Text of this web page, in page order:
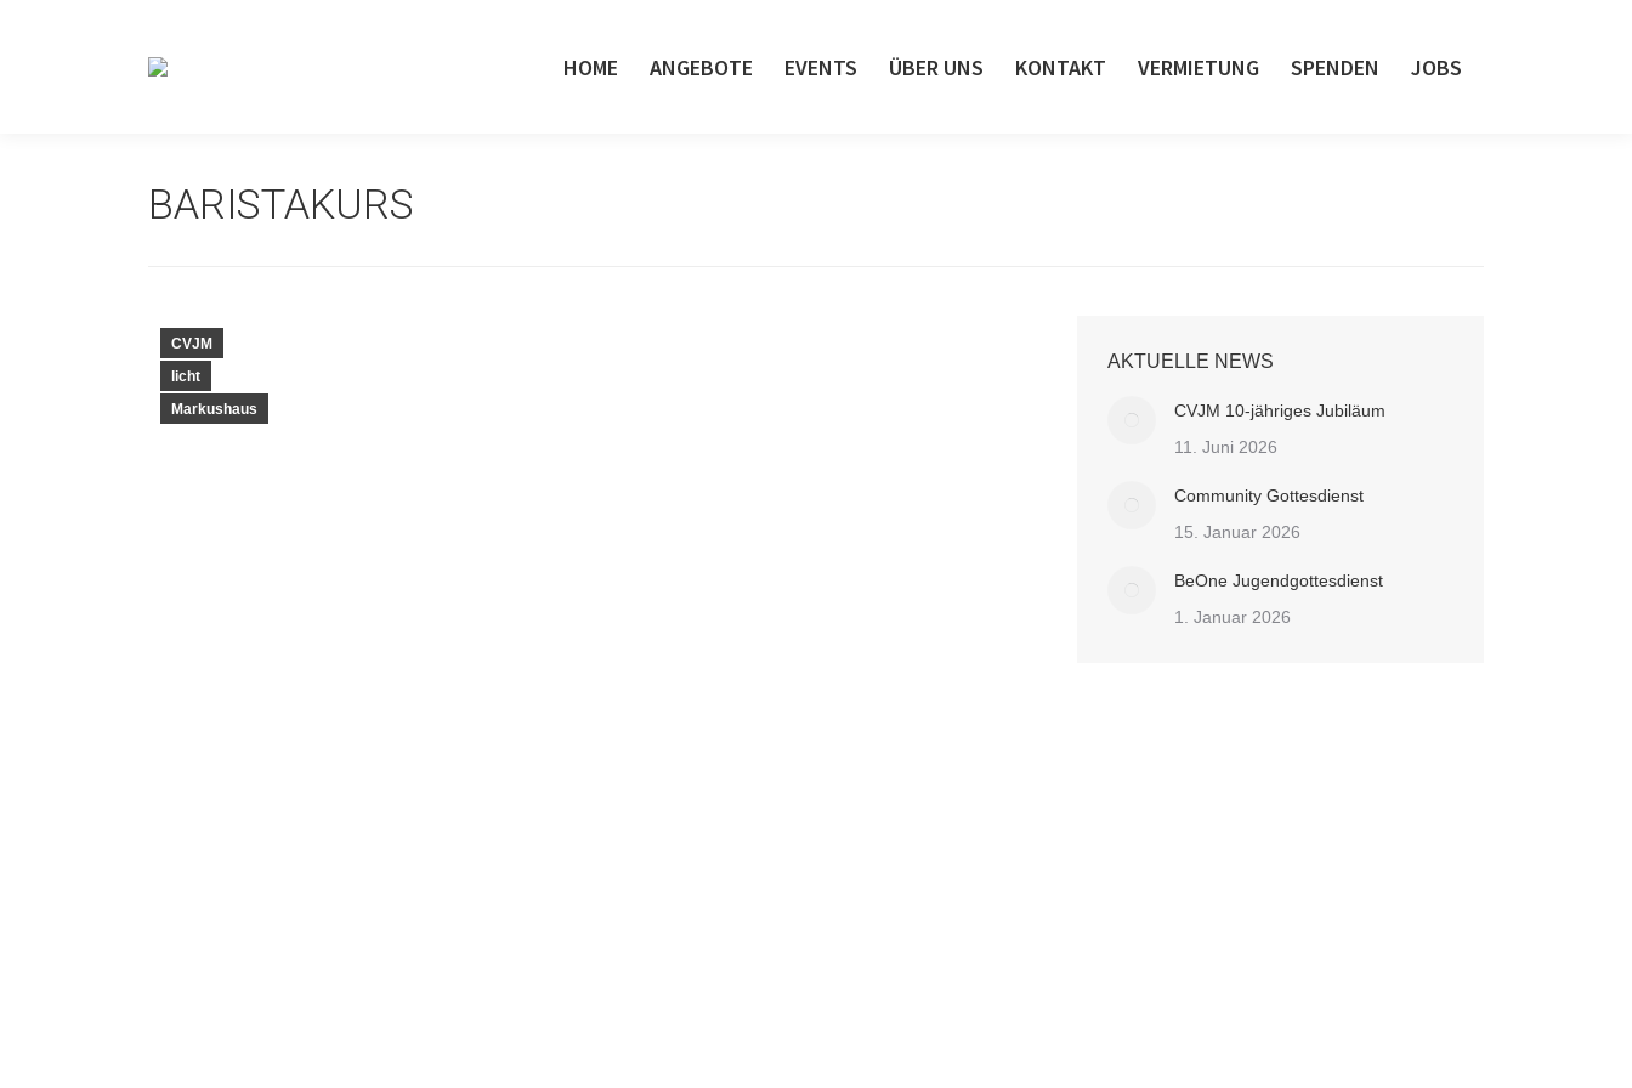
HOME ANGEBOTE EVENTS ÜBER UNS KONTAKT VERMIETUNG SPENDEN JOBS
BARISTAKURS
CVJM
licht
Markushaus
AKTUELLE NEWS
CVJM 10-jähriges Jubiläum
11. Juni 2026
Community Gottesdienst
15. Januar 2026
BeOne Jugendgottesdienst
1. Januar 2026